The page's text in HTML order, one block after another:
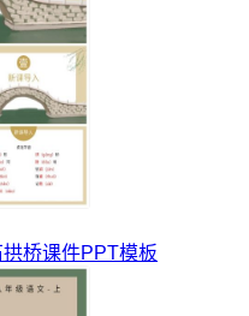
桥课件PPT模板